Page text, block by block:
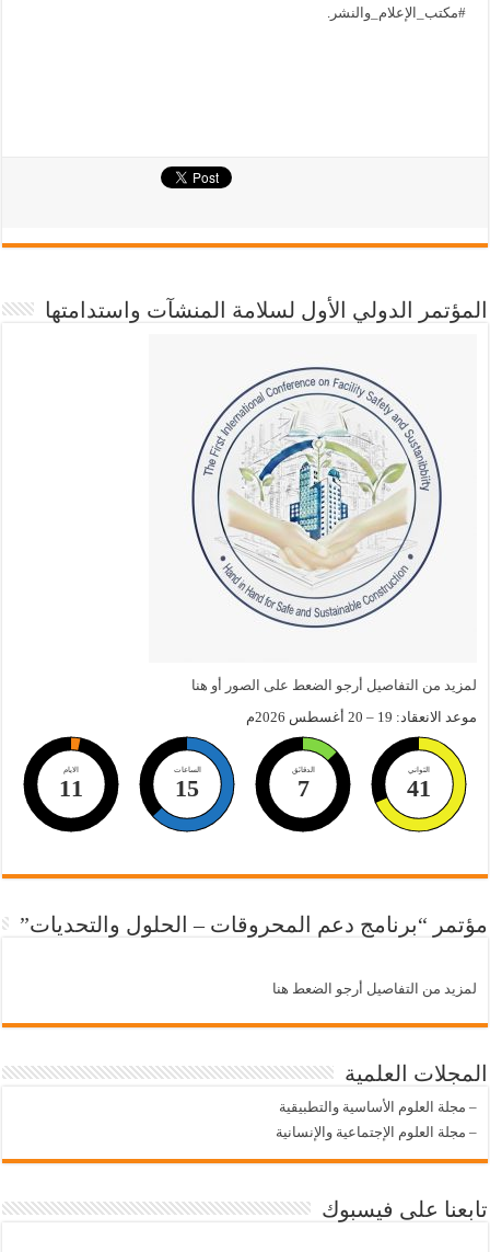
#مكتب_الإعلام_والنشر.
المؤتمر الدولي الأول لسلامة المنشآت واستدامتها
لمزيد من التفاصيل أرجو الضعط على الصور أو هنا
موعد الانعقاد: 19 – 20 أغسطس 2026م
الايام
11
الساعات
15
الدقائق
7
الثواني
40
مؤتمر “برنامج دعم المحروقات – الحلول والتحديات”
لمزيد من التفاصيل أرجو الضعط هنا
المجلات العلمية
– مجلة العلوم الأساسية والتطبيقية
– مجلة العلوم الإجتماعية والإنسانية
تابعنا على فيسبوك